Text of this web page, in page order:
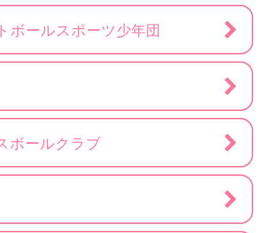
ボールスポーツ少年団
ボールクラブ